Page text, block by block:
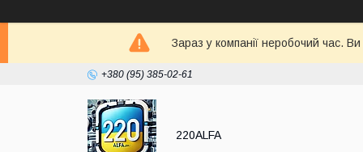
Зараз у компанії неробочий час.
+380 (95) 385-02-61
220ALFA